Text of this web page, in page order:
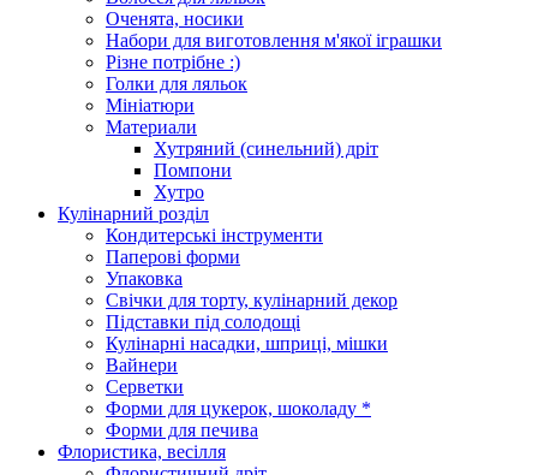
Оченята, носики
Набори для виготовлення м'якої іграшки
Різне потрібне :)
Голки для ляльок
Мініатюри
Материали
Хутряний (синельний) дріт
Помпони
Хутро
Кулінарний розділ
Кондитерські інструменти
Паперові форми
Упаковка
Свічки для торту, кулінарний декор
Підставки під солодощі
Кулінарні насадки, шприці, мішки
Вайнери
Серветки
Форми для цукерок, шоколаду *
Форми для печива
Флористика, весілля